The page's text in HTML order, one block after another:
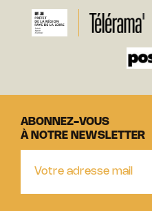
ABONNEZ-VOUS
À NOTRE NEWSLETTER